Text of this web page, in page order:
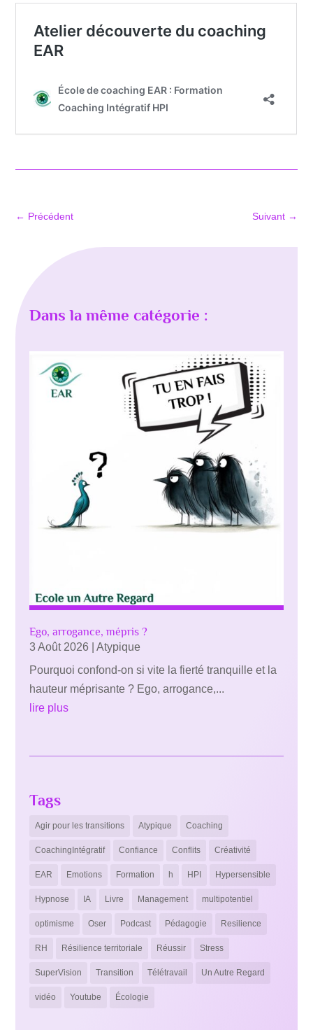
← Précédent Suivant→
Dans la même catégorie :
Ego, arrogance, mépris ?
3 Août 2026 |Atypique
Pourquoi confond-on si vite la fierté tranquille et la
hauteur méprisante ? Ego, arrogance,...
lire plus
Tags
Agir pour les transitions Atypique Coaching
CoachingIntégratif Confiance Conflits Créativité
EAR Emotions Formation h HPI Hypersensible
Hypnose IA Livre Management multipotentiel
optimisme Oser Podcast Pédagogie Resilience
RH Résilience territoriale Réussir Stress
SuperVision Transition Télétravail Un Autre Regard
vidéo Youtube Écologie